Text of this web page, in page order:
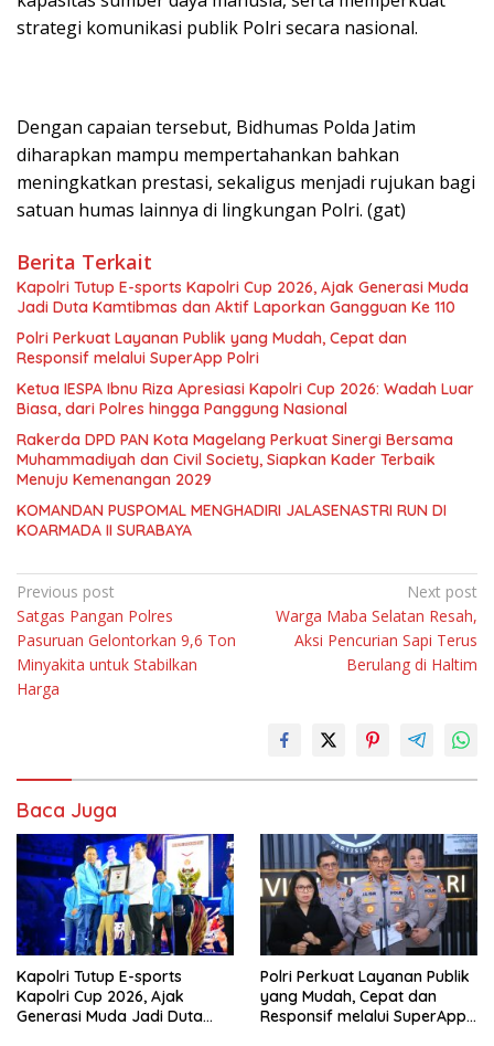
strategi komunikasi publik Polri secara nasional.
Dengan capaian tersebut, Bidhumas Polda Jatim
diharapkan mampu mempertahankan bahkan
meningkatkan prestasi, sekaligus menjadi rujukan bagi
satuan humas lainnya di lingkungan Polri. (gat)
Berita Terkait
Kapolri Tutup E-sports Kapolri Cup 2026, Ajak Generasi Muda
Jadi Duta Kamtibmas dan Aktif Laporkan Gangguan Ke 110
Polri Perkuat Layanan Publik yang Mudah, Cepat dan
Responsif melalui SuperApp Polri
Ketua IESPA Ibnu Riza Apresiasi Kapolri Cup 2026: Wadah Luar
Biasa, dari Polres hingga Panggung Nasional
Rakerda DPD PAN Kota Magelang Perkuat Sinergi Bersama
Muhammadiyah dan Civil Society, Siapkan Kader Terbaik
Menuju Kemenangan 2029
KOMANDAN PUSPOMAL MENGHADIRI JALASENASTRI RUN DI
KOARMADA II SURABAYA
Navigasi
pos
Previous post
Satgas Pangan Polres
Pasuruan Gelontorkan 9,6 Ton
Minyakita untuk Stabilkan
Harga
Next post
Warga Maba Selatan Resah,
Aksi Pencurian Sapi Terus
Berulang di Haltim
Baca Juga
Kapolri Tutup E-sports
Kapolri Cup 2026, Ajak
Generasi Muda Jadi Duta
Polri Perkuat Layanan Publik
yang Mudah, Cepat dan
Responsif melalui SuperApp